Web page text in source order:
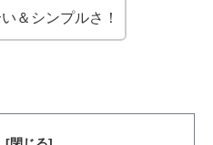
＆シンプルさ！